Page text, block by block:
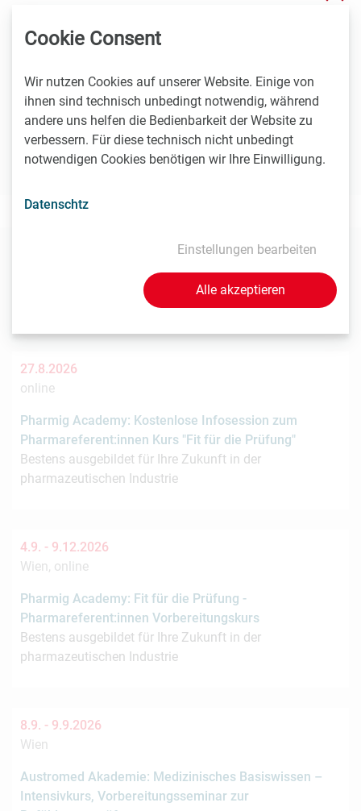
Neue Stiftingtalstraße 6
8010 Graz
Austria
ÖPPM Website
Diese Veranstaltungen könnten Sie auch
interessieren
27.8.2026
online
Pharmig Academy: Kostenlose Infosession zum
Pharmareferent:innen Kurs "Fit für die Prüfung"
Bestens ausgebildet für Ihre Zukunft in der
pharmazeutischen Industrie
4.9. - 9.12.2026
Wien, online
Pharmig Academy: Fit für die Prüfung -
Pharmareferent:innen Vorbereitungskurs
Bestens ausgebildet für Ihre Zukunft in der
pharmazeutischen Industrie
8.9. - 9.9.2026
Wien
Austromed Akademie: Medizinisches Basiswissen –
Intensivkurs, Vorbereitungsseminar zur
Cookie Consent
Wir nutzen Cookies auf unserer Website. Einige von
ihnen sind technisch unbedingt notwendig, während
andere uns helfen die Bedienbarkeit der Website zu
verbessern. Für diese technisch nicht unbedingt
notwendigen Cookies benötigen wir Ihre Einwilligung.
Datenschtz
Einstellungen bearbeiten
Alle akzeptieren